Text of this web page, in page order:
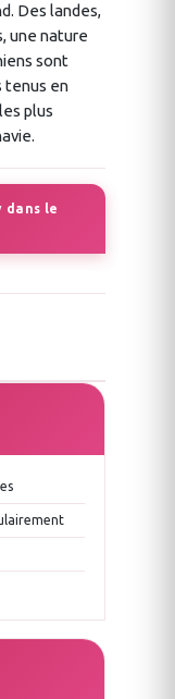
Des landes,
une nature
sont
tenus en
plus
dans le